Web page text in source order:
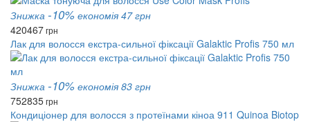
Знижка -10% економія 47 грн
420467грн
Лак для волосся екстра-сильної фіксації Galaktic Profis 750 мл
Знижка -10% економія 83 грн
752835грн
Кондиціонер для волосся з протеїнами кіноа 911 Quinoa Biotop